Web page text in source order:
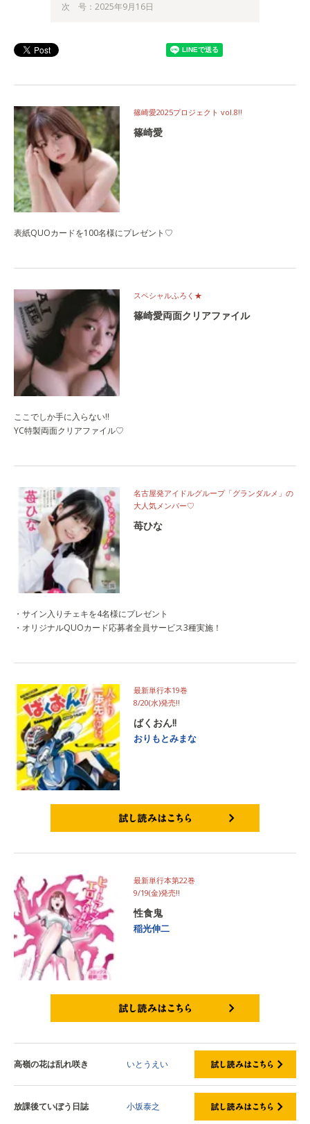
次 号：2025年9月16日
篠崎愛2025プロジェクト vol.8‼
篠崎愛
表紙QUOカードを100名様にプレゼント♡
スペシャルふろく★
篠崎愛両面クリアファイル
ここでしか手に入らない‼
YC特製両面クリアファイル♡
名古屋発アイドルグループ「グランダルメ」の
大人気メンバー♡
苺ひな
・サイン入りチェキを4名様にプレゼント
・オリジナルQUOカード応募者全員サービス3種実施！
最新単行本19巻
8/20(水)発売‼
ばくおん!!
おりもとみまな
最新単行本第22巻
9/19(金)発売‼
性食鬼
稲光伸二
高嶺の花は乱れ咲き いとうえい
放課後ていぼう日誌 小坂泰之